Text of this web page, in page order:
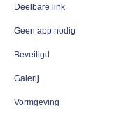
Deelbare link
Geen app nodig
Beveiligd
Galerij
Vormgeving